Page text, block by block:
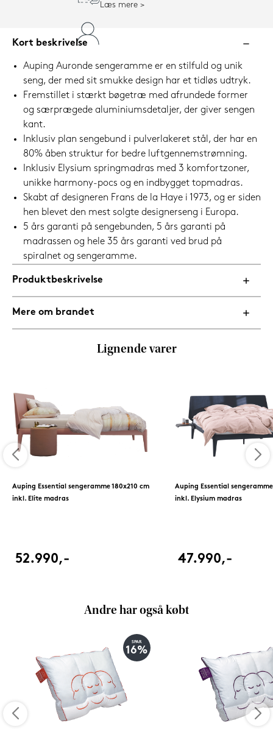
Læs mere
Kort beskrivelse
Auping Auronde sengeramme er en stilfuld og unik
seng, der med sit smukke design har et tidløs udtryk.
Fremstillet i stærkt bøgetræ med afrundede former
og særprægede aluminiumsdetaljer, der giver sengen
kant.
Inklusiv plan sengebund i pulverlakeret stål, der har en
80% åben struktur for bedre luftgennemstrømning.
Inklusiv Elysium springmadras med 3 komfortzoner,
unikke harmony-pocs og en indbygget topmadras.
Skabt af designeren Frans de la Haye i 1973, og er siden
hen blevet den mest solgte designerseng i Europa.
5 års garanti på sengebunden, 5 års garanti på
madrassen og hele 35 års garanti ved brud på
spiralnet og sengeramme.
Produktbeskrivelse
Mere om brandet
Lignende varer
Auping Essential sengeramme 180x210 cm
inkl. Elite madras
52.990,-
Auping Essential sengeramme
inkl. Elysium madras
47.990,-
Andre har også købt
SPAR
16%